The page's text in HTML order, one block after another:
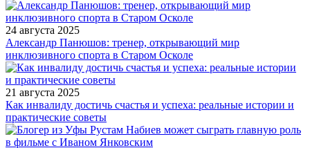
24 августа 2025
Александр Панюшов: тренер, открывающий мир
инклюзивного спорта в Старом Осколе
21 августа 2025
Как инвалиду достичь счастья и успеха: реальные истории и
практические советы